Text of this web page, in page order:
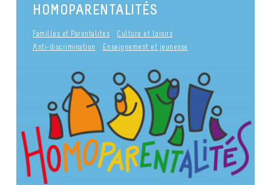
HOMOPARENTALITÉS
Familles et Parentalités
Culture et loisirs
Anti-discrimination
Enseignement et jeunesse